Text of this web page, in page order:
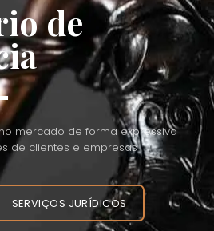
de
mercado de forma expressiva
de clientes e empresas
SERVIÇOS JURÍDICOS